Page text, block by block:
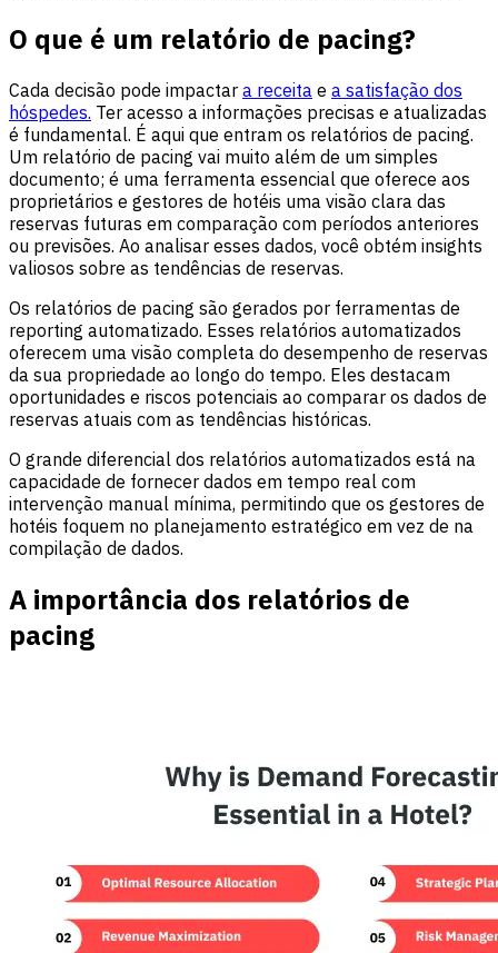
O que é um relatório de pacing?
Cada decisão pode impactar a receita e a satisfação dos
hóspedes. Ter acesso a informações precisas e atualizadas
é fundamental. É aqui que entram os relatórios de pacing.
Um relatório de pacing vai muito além de um simples
documento; é uma ferramenta essencial que oferece aos
proprietários e gestores de hotéis uma visão clara das
reservas futuras em comparação com períodos anteriores
ou previsões. Ao analisar esses dados, você obtém insights
valiosos sobre as tendências de reservas.
Os relatórios de pacing são gerados por ferramentas de
reporting automatizado. Esses relatórios automatizados
oferecem uma visão completa do desempenho de reservas
da sua propriedade ao longo do tempo. Eles destacam
oportunidades e riscos potenciais ao comparar os dados de
reservas atuais com as tendências históricas.
O grande diferencial dos relatórios automatizados está na
capacidade de fornecer dados em tempo real com
intervenção manual mínima, permitindo que os gestores de
hotéis foquem no planejamento estratégico em vez de na
compilação de dados.
A importância dos relatórios de
pacing